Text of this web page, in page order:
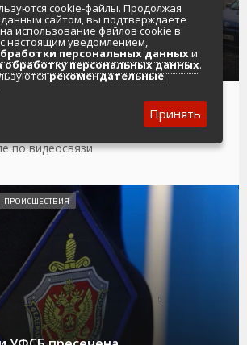
Омсукчанской
автономную станцию
рабочих, местных жителей и
появилась возможность выйти на
по видеосвязи
ПРОИСШЕСТВИЯ
cookie-файлы. Продолжая
сайтом, вы подтверждаете
на использование файлов cookie в
настоящим уведомлением,
персональных данныхи
обработку персональных данных.
рекомендательные
Принять